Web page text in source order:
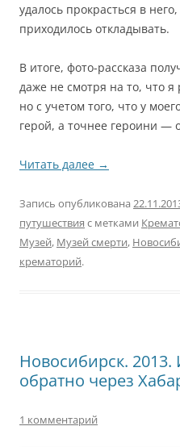
удалось прокрасться в
приходилось откладывать.
В итоге, фото-рассказа
даже не смотря на то, что я
но с учетом того, что у
герой, а точнее героини —
Читать далее →
Запись опубликована
путушествия с метками
Музей, Музей смерти,
крематорий.
Новосибирск.
обратно через
1 комментарий